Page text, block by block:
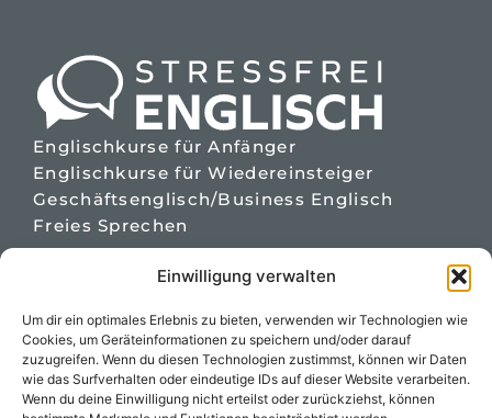
Einwilligung verwalten
Um dir ein optimales Erlebnis zu bieten, verwenden wir Technologien wie
Cookies, um Geräteinformationen zu speichern und/oder darauf
zuzugreifen. Wenn du diesen Technologien zustimmst, können wir Daten
wie das Surfverhalten oder eindeutige IDs auf dieser Website verarbeiten.
Wenn du deine Einwilligung nicht erteilst oder zurückziehst, können
Englischkurse für Anfänger
Englischkurse für Wiedereinsteiger
Geschäftsenglisch/Business Englisch
Freies Sprechen
Bahnhofstr. 39
01 71 - 368 16 54
kontakt@stressfrei-englisch.de